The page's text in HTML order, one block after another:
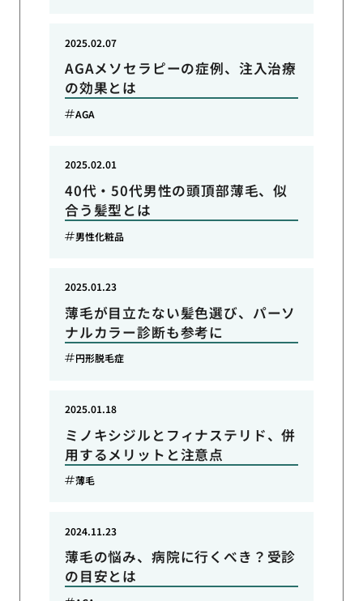
AGAメソセラピーの症例、注入治療
の効果とは
2025.02.07
AGA
40代・50代男性の頭頂部薄毛、似
合う髪型とは
2025.02.01
男性化粧品
薄毛が目立たない髪色選び、パーソ
ナルカラー診断も参考に
2025.01.23
円形脱毛症
ミノキシジルとフィナステリド、併
用するメリットと注意点
2025.01.18
薄毛
薄毛の悩み、病院に行くべき？受診
の目安とは
2024.11.23